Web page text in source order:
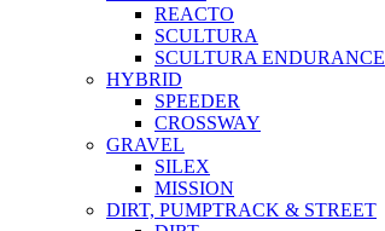
REACTO
SCULTURA
SCULTURA ENDURANCE
HYBRID
SPEEDER
CROSSWAY
GRAVEL
SILEX
MISSION
DIRT, PUMPTRACK & STREET